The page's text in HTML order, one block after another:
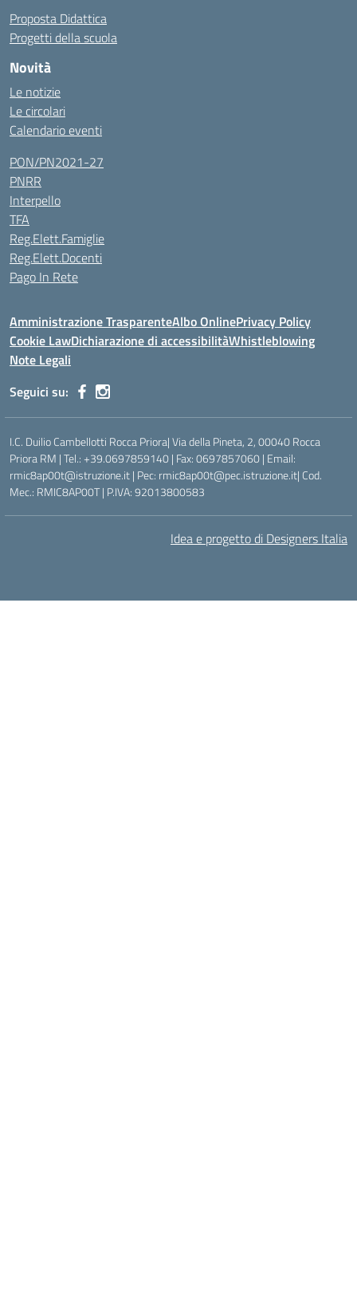
Proposta Didattica
Progetti della scuola
Novità
Le notizie
Le circolari
Calendario eventi
PON/PN2021-27
PNRR
Interpello
TFA
Reg.Elett.Famiglie
Reg.Elett.Docenti
Pago In Rete
Amministrazione TrasparenteAlbo OnlinePrivacy Policy
Cookie LawDichiarazione di accessibilitàWhistleblowing
Note Legali
Seguici su:
I.C. Duilio Cambellotti Rocca Priora| Via della Pineta, 2, 00040 Rocca
Priora RM | Tel.: +39.0697859140 | Fax: 0697857060 | Email:
rmic8ap00t@istruzione.it | Pec: rmic8ap00t@pec.istruzione.it| Cod.
Mec.: RMIC8AP00T | P.IVA: 92013800583
Idea e progetto di Designers Italia